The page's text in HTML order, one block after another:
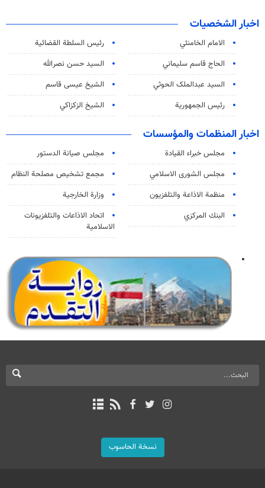
اخبار الشخصيات
الامام الخامنئي
رئیس السلطة القضائیة
الحاج قاسم سليماني
السيد حسن نصرالله
السید عبدالملک الحوثي
الشيخ عيسى قاسم
رئيس الجمهورية
الشيخ الزكزاكي
اخبار المنظمات والمؤسسات
مجلس خبراء القيادة
مجلس صيانة الدستور
مجلس الشورى الاسلامي
مجمع تشخيص مصلحة النظام
منظمة الاذاعة والتلفزیون
وزارة الخارجية
البنك المركزي
اتحاد الاذاعات والتلفزيونات
الاسلامية
نسخة الحاسوب